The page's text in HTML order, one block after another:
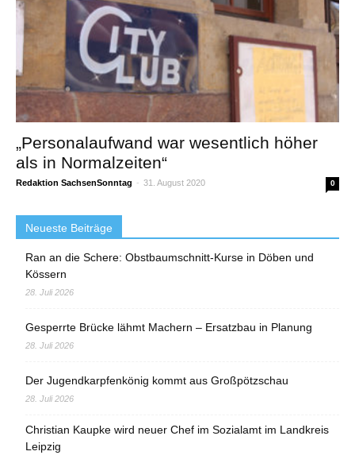
„Personalaufwand war wesentlich höher
als in Normalzeiten“
Redaktion SachsenSonntag - 31. August 2020 0
Neueste Beiträge
Ran an die Schere: Obstbaumschnitt-Kurse in Döben und
Kössern
28. Juli 2026
Gesperrte Brücke lähmt Machern – Ersatzbau in Planung
28. Juli 2026
Der Jugendkarpfenkönig kommt aus Großpötzschau
28. Juli 2026
Christian Kaupke wird neuer Chef im Sozialamt im Landkreis
Leipzig